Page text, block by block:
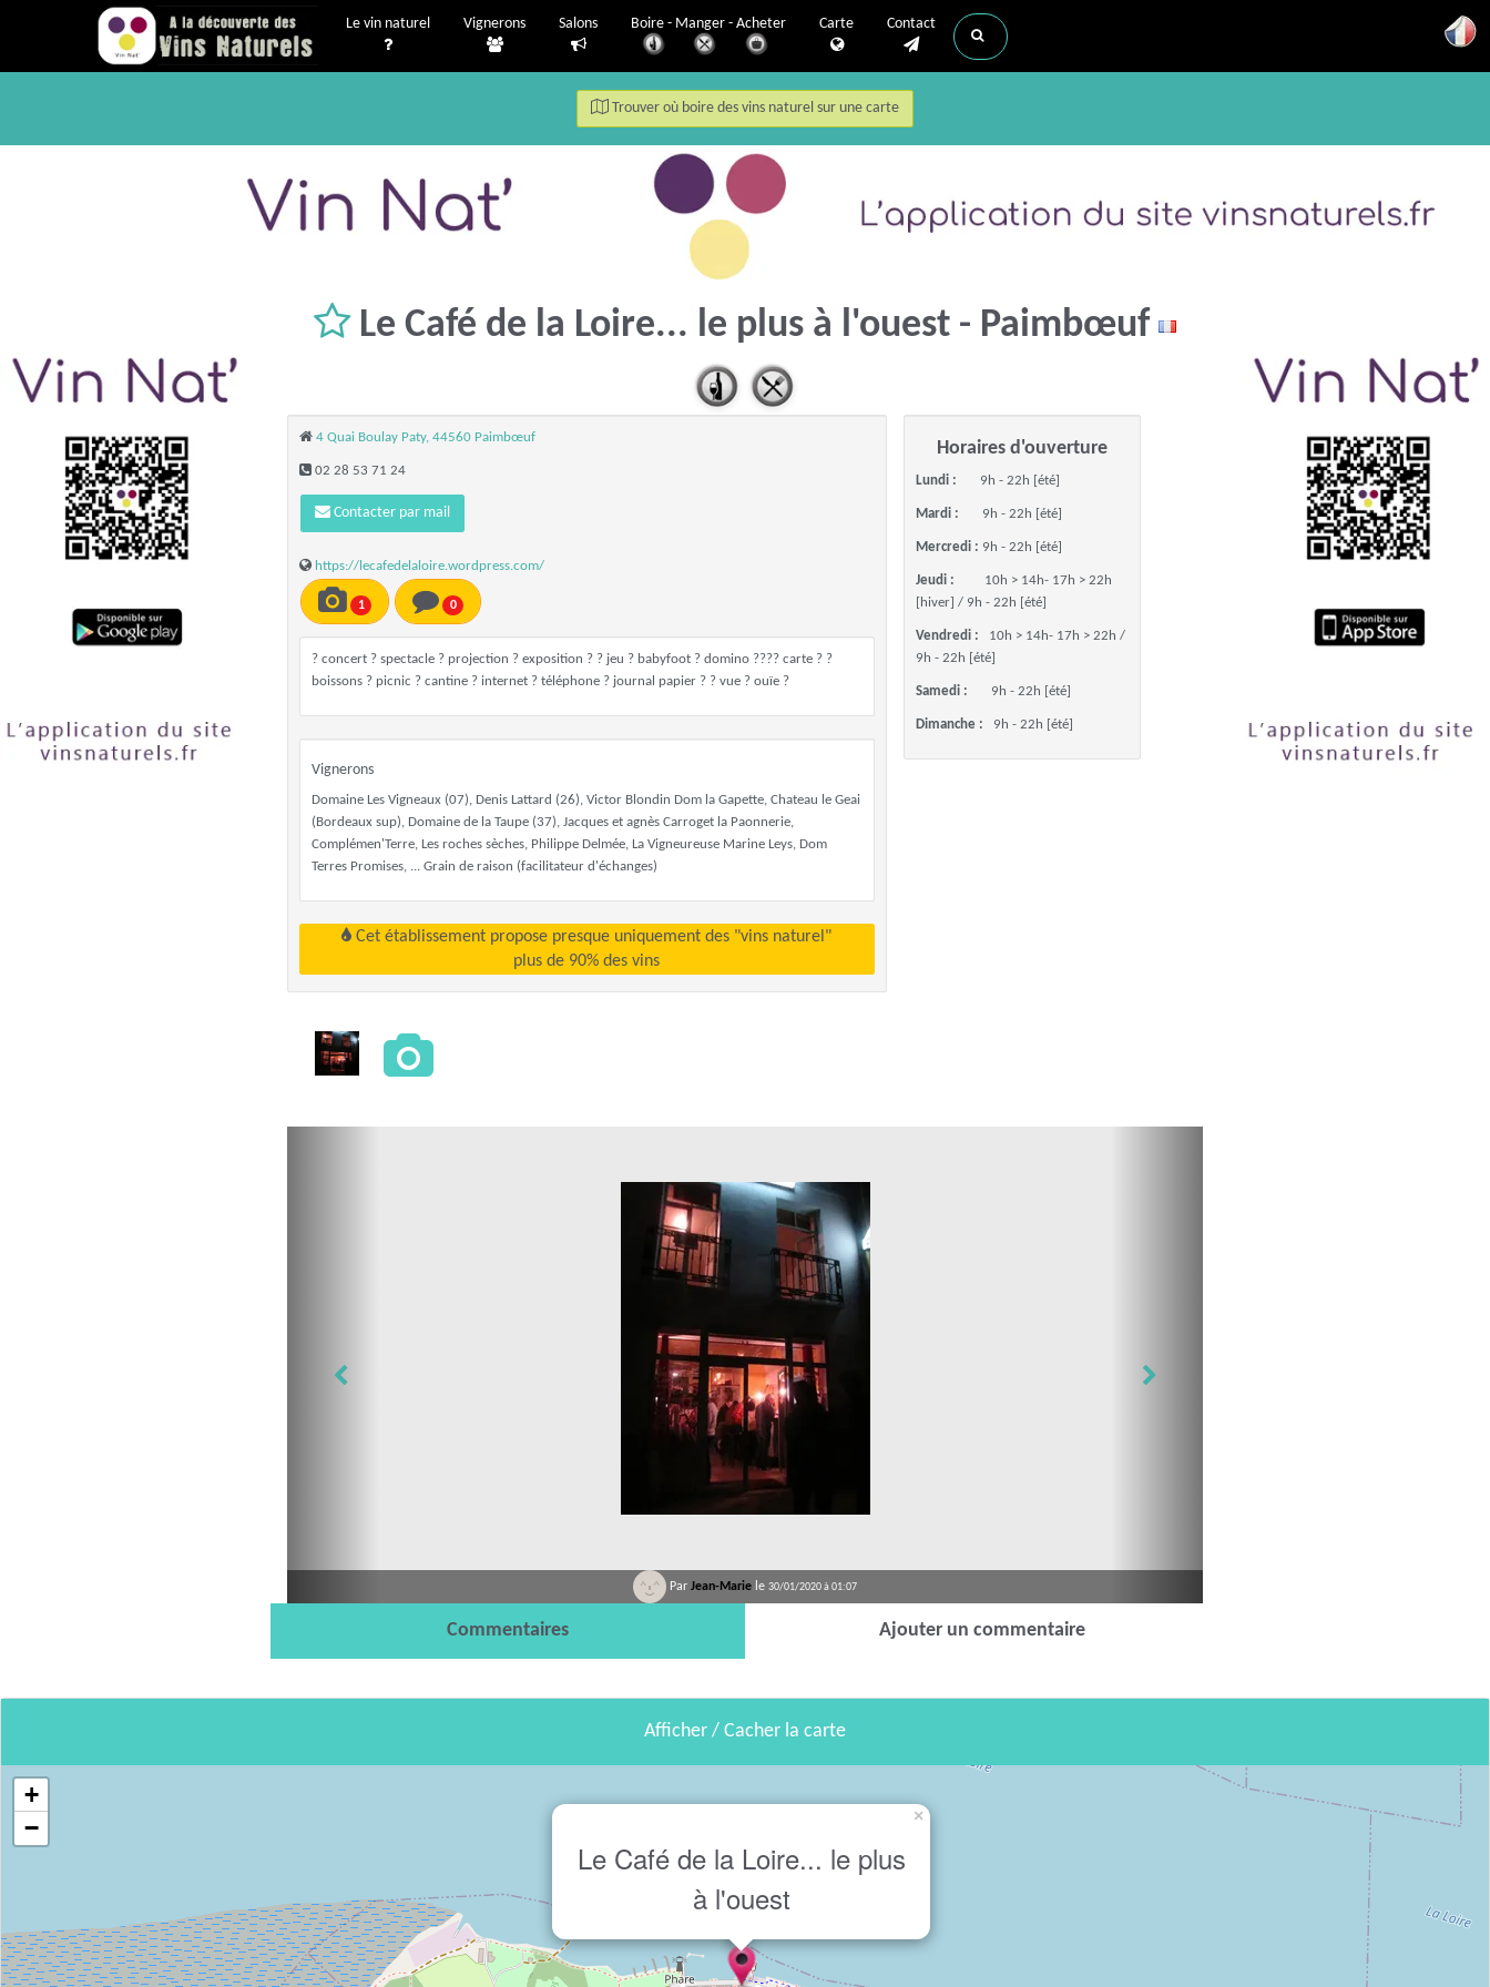
Le vin naturel Vignerons Salons Boire - Manger - Acheter Carte Contact
Trouver où boire des vins naturel sur une carte
Le Café de la Loire... le plus à l'ouest - Paimbœuf
4 Quai Boulay Paty, 44560 Paimbœuf
02 28 53 71 24
Contacter par mail
https://lecafedelaloire.wordpress.com/
1 0
? concert ? spectacle ? projection ? exposition ? ? jeu ? babyfoot ? domino ???? carte ? ?
boissons ? picnic ? cantine ? internet ? téléphone ? journal papier ? ? vue ? ouïe ?
Vignerons
Domaine Les Vigneaux (07), Denis Lattard (26), Victor Blondin Dom la Gapette, Chateau le Geai
(Bordeaux sup), Domaine de la Taupe (37), Jacques et agnès Carroget la Paonnerie,
Complémen'Terre, Les roches sèches, Philippe Delmée, La Vigneureuse Marine Leys, Dom
Terres Promises, ... Grain de raison (facilitateur d'échanges)
Cet établissement propose presque uniquement des "vins naturel"
plus de 90% des vins
Horaires d'ouverture
Lundi : 9h - 22h [été]
Mardi : 9h - 22h [été]
Mercredi : 9h - 22h [été]
Jeudi :
10h > 14h- 17h > 22h
[hiver] / 9h - 22h [été]
Vendredi :
10h > 14h- 17h > 22h /
9h - 22h [été]
Samedi : 9h - 22h [été]
Dimanche : 9h - 22h [été]
Par Jean-Marie le 30/01/2020 à 01:07
Commentaires Ajouter un commentaire
Afficher / Cacher la carte
Le Café de la Loire... le plus
à l'ouest
×
+
−